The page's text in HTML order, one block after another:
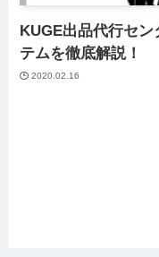
KUGE出品代行セ
テムを徹底解説！
2020.02.16